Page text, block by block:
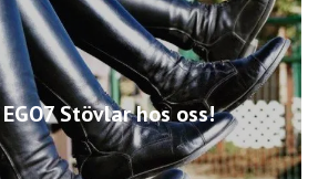
Stövlar hos oss!